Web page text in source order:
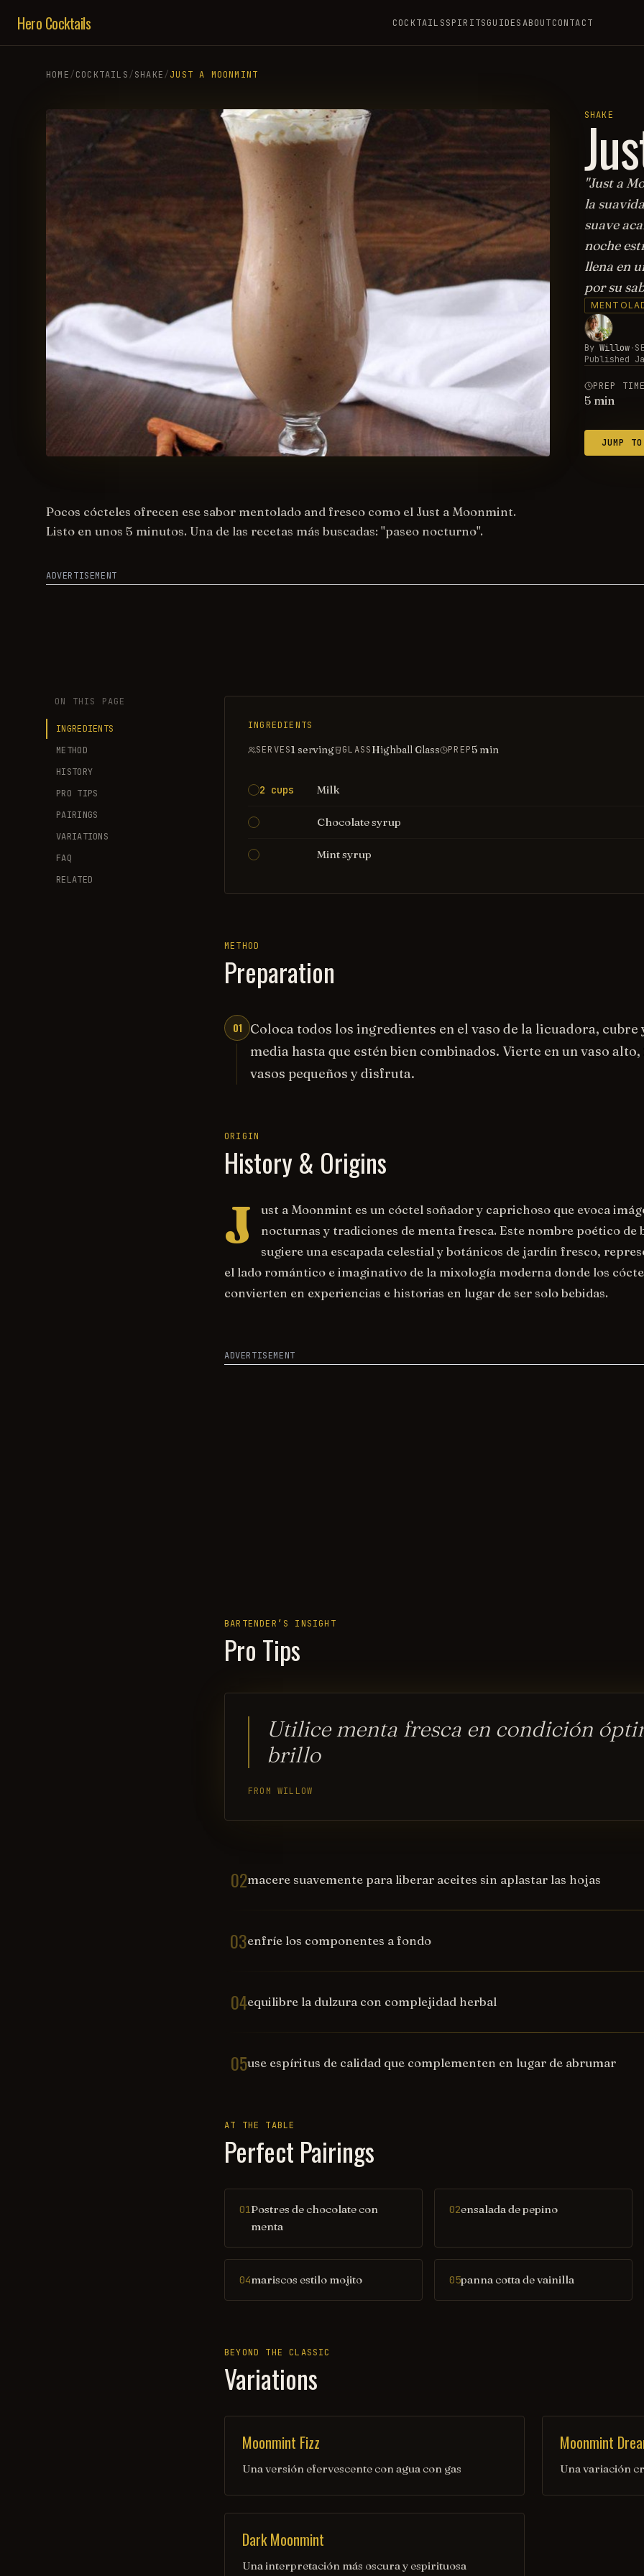
Hero Cocktails COCKTAILSSPIRITSGUIDESABOUTCONTACT
HOME/COCKTAILS/SHAKE/JUST A MOONMINT
SHAKE
"Just a
la
suave
noche
llena en
por su
By Willow·
Published
PREP TIME
5min
JUMP
Pocos cócteles ofrecen ese sabor mentolado and fresco como el Just a Moonmint.
Listo en unos 5 minutos. Una de las recetas más buscadas: "paseo nocturno".
ADVERTISEMENT
ON THIS PAGE
INGREDIENTS
METHOD
HISTORY
PRO TIPS
PAIRINGS
VARIATIONS
FAQ
RELATED
INGREDIENTS
SERVES1 serving GLASSHighball Glass PREP5 min
2 cups Milk
Chocolate syrup
Mint syrup
METHOD
Preparation
01
Coloca todos los ingredientes en el vaso de la licuadora, cubre
media hasta que estén bien combinados. Vierte en un vaso alto,
vasos pequeños y disfruta.
ORIGIN
History & Origins
J
ust a Moonmint es un cóctel soñador y caprichoso que evoca
nocturnas y tradiciones de menta fresca. Este nombre poético de
sugiere una escapada celestial y botánicos de jardín fresco,
el lado romántico e imaginativo de la mixología moderna donde los
convierten en experiencias e historias en lugar de ser solo bebidas.
ADVERTISEMENT
BARTENDER’S INSIGHT
Pro Tips
Utilice menta fresca en condición
brillo
FROM WILLOW
02macere suavemente para liberar aceites sin aplastar las hojas
03enfríe los componentes a fondo
04equilibre la dulzura con complejidad herbal
05use espíritus de calidad que complementen en lugar de abrumar
AT THE TABLE
Perfect Pairings
01Postres de chocolate con
menta
02ensalada de pepino
04mariscos estilo mojito 05panna cotta de vainilla
BEYOND THE CLASSIC
Variations
Moonmint Fizz
Una versión efervescente con agua con gas
Moonmint
Una variación
Dark Moonmint
Una interpretación más oscura y espirituosa